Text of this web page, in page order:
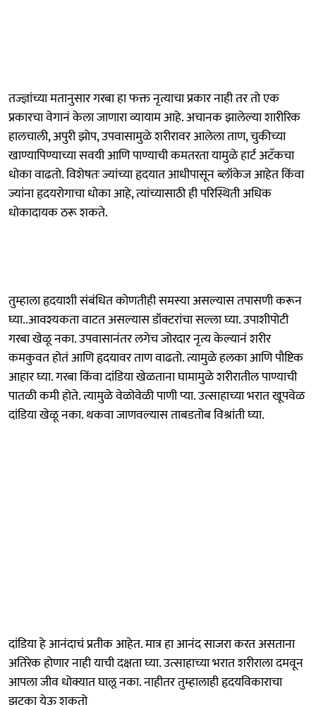
तज्ज्ञांच्या मतानुसार गरबा हा फक्त नृत्याचा प्रकार नाही तर तो एक
प्रकारचा वेगानं केला जाणारा व्यायाम आहे. अचानक झालेल्या शारीरिक
हालचाली, अपुरी झोप, उपवासामुळे शरीरावर आलेला ताण, चुकीच्या
खाण्यापिण्याच्या सवयी आणि पाण्याची कमतरता यामुळे हार्ट अटॅकचा
धोका वाढतो. विशेषतः ज्यांच्या हृदयात आधीपासून ब्लॉकेज आहेत किंवा
ज्यांना हृदयरोगाचा धोका आहे, त्यांच्यासाठी ही परिस्थिती अधिक
धोकादायक ठरू शकते.
तुम्हाला हृदयाशी संबंधित कोणतीही समस्या असल्यास तपासणी करून
घ्या..आवश्यकता वाटत असल्यास डॉक्टरांचा सल्ला घ्या. उपाशीपोटी
गरबा खेळू नका. उपवासानंतर लगेच जोरदार नृत्य केल्यानं शरीर
कमकुवत होतं आणि हृदयावर ताण वाढतो. त्यामुळे हलका आणि पौष्टिक
आहार घ्या. गरबा किंवा दांडिया खेळताना घामामुळे शरीरातील पाण्याची
पातळी कमी होते. त्यामुळे वेळोवेळी पाणी प्या. उत्साहाच्या भरात खूपवेळ
दांडिया खेळू नका. थकवा जाणवल्यास ताबडतोब विश्रांती घ्या.
दांडिया हे आनंदाचं प्रतीक आहेत. मात्र हा आनंद साजरा करत असताना
अतिरेक होणार नाही याची दक्षता घ्या. उत्साहाच्या भरात शरीराला दमवून
आपला जीव धोक्यात घालू नका. नाहीतर तुम्हालाही हृदयविकाराचा